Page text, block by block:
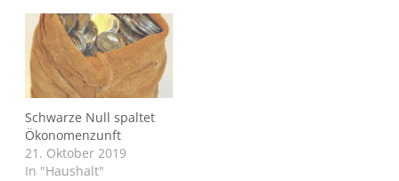
Schwarze Null spaltet
Ökonomenzunft
21. Oktober 2019
In "Haushalt"